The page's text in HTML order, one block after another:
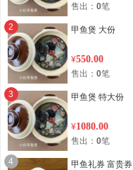
售出： 0笔
2 甲鱼煲 大份
¥550.00
售出： 0笔
3 甲鱼煲 特大份
¥1080.00
售出： 0笔
4 甲鱼礼券 富贵券